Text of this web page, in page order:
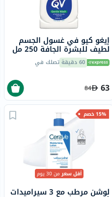
إيغو كيو في غسول الجسم
لطيف للبشرة الجافة 250 مل
60 دقيقة تصلك في
63
84
15% خصم
أقل سعرمن 30 يوم
لوشن مرطب مع 3 سيراميدات